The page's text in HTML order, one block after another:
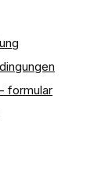
formular